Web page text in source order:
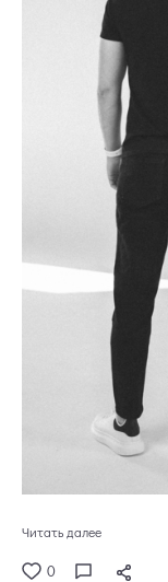
Читать далее
0